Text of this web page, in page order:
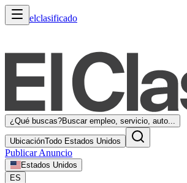
elclasificado
¿Qué buscas?Buscar empleo, servicio, auto...
UbicaciónTodo Estados Unidos
Publicar Anuncio
Estados Unidos
ES